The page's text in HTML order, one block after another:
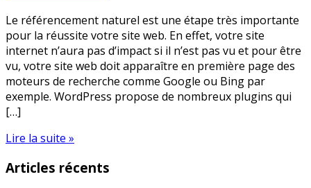
Le référencement naturel est une étape très importante
pour la réussite votre site web. En effet, votre site
internet n’aura pas d’impact si il n’est pas vu et pour être
vu, votre site web doit apparaître en première page des
moteurs de recherche comme Google ou Bing par
exemple. WordPress propose de nombreux plugins qui
[…]
Lire la suite »
Articles récents